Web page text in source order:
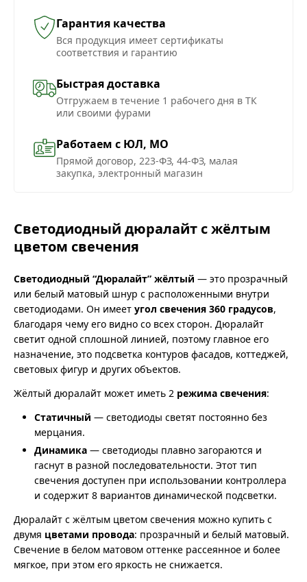
Гарантия качества
Вся продукция имеет сертификаты
соответствия и гарантию
Быстрая доставка
Отгружаем в течение 1 рабочего дня в ТК
или своими фурами
Работаем с ЮЛ, МО
Прямой договор, 223-ФЗ, 44-ФЗ, малая
закупка, электронный магазин
Светодиодный дюралайт с жёлтым
цветом свечения
Светодиодный “Дюралайт” жёлтый — это прозрачный
или белый матовый шнур с расположенными внутри
светодиодами. Он имеет угол свечения 360 градусов,
благодаря чему его видно со всех сторон. Дюралайт
светит одной сплошной линией, поэтому главное его
назначение, это подсветка контуров фасадов, коттеджей,
световых фигур и других объектов.
Жёлтый дюралайт может иметь 2 режима свечения:
Статичный — светодиоды светят постоянно без
мерцания.
Динамика — светодиоды плавно загораются и
гаснут в разной последовательности. Этот тип
свечения доступен при использовании контроллера
и содержит 8 вариантов динамической подсветки.
Дюралайт с жёлтым цветом свечения можно купить с
двумя цветами провода: прозрачный и белый матовый.
Свечение в белом матовом оттенке рассеянное и более
мягкое, при этом его яркость не снижается.